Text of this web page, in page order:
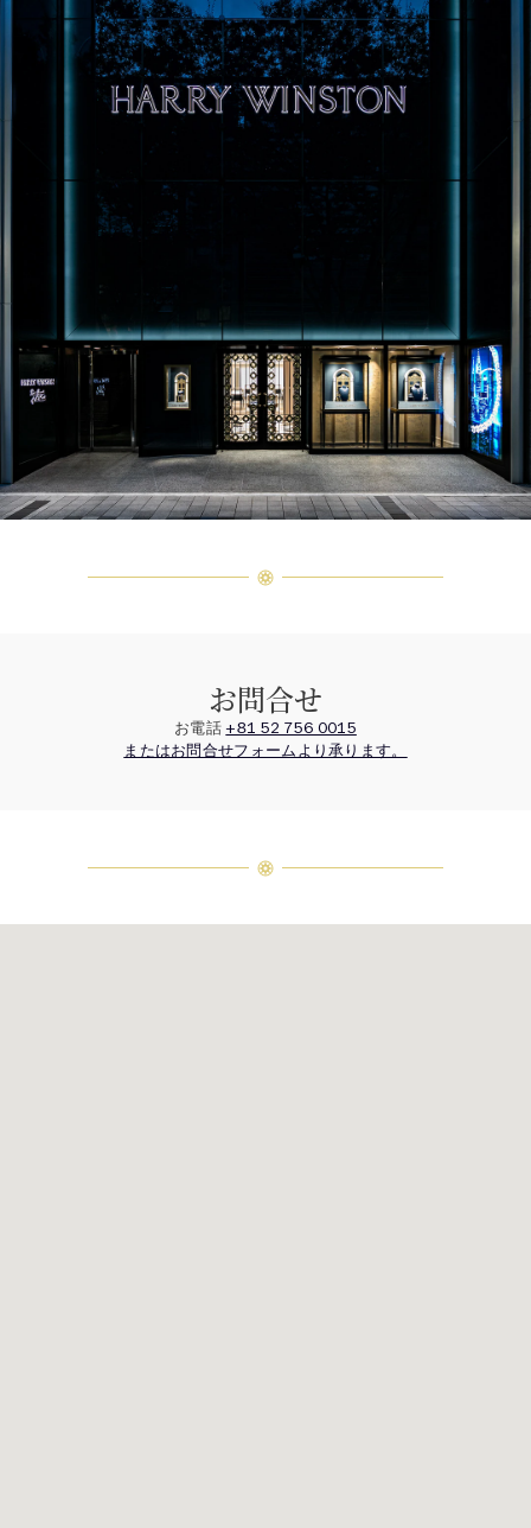
お問合せ
お電話+81 52 756 0015
またはお問合せフォームより承ります。